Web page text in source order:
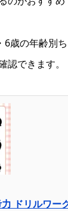
6歳の年齢別
認できます。
ドリルワー